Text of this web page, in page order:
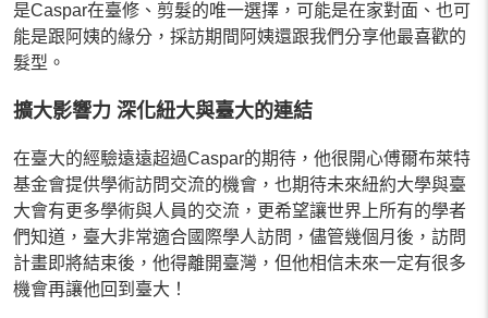
是Caspar在臺修、剪髮的唯一選擇，可能是在家對面、也可
能是跟阿姨的緣分，採訪期間阿姨還跟我們分享他最喜歡的
髮型。
擴大影響力 深化紐大與臺大的連結
在臺大的經驗遠遠超過Caspar的期待，他很開心傅爾布萊特
基金會提供學術訪問交流的機會，也期待未來紐約大學與臺
大會有更多學術與人員的交流，更希望讓世界上所有的學者
們知道，臺大非常適合國際學人訪問，儘管幾個月後，訪問
計畫即將結束後，他得離開臺灣，但他相信未來一定有很多
機會再讓他回到臺大！